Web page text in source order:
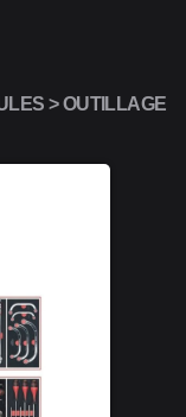
> OUTILLAGE